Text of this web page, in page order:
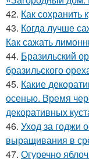
42. Как сохранить
43. Когда лучше
Как сажать
44. Бразильский
бразильского
45. Какие
осенью. Время
декоративных
46. Уход за годжи
выращивания в
47. Огуречно